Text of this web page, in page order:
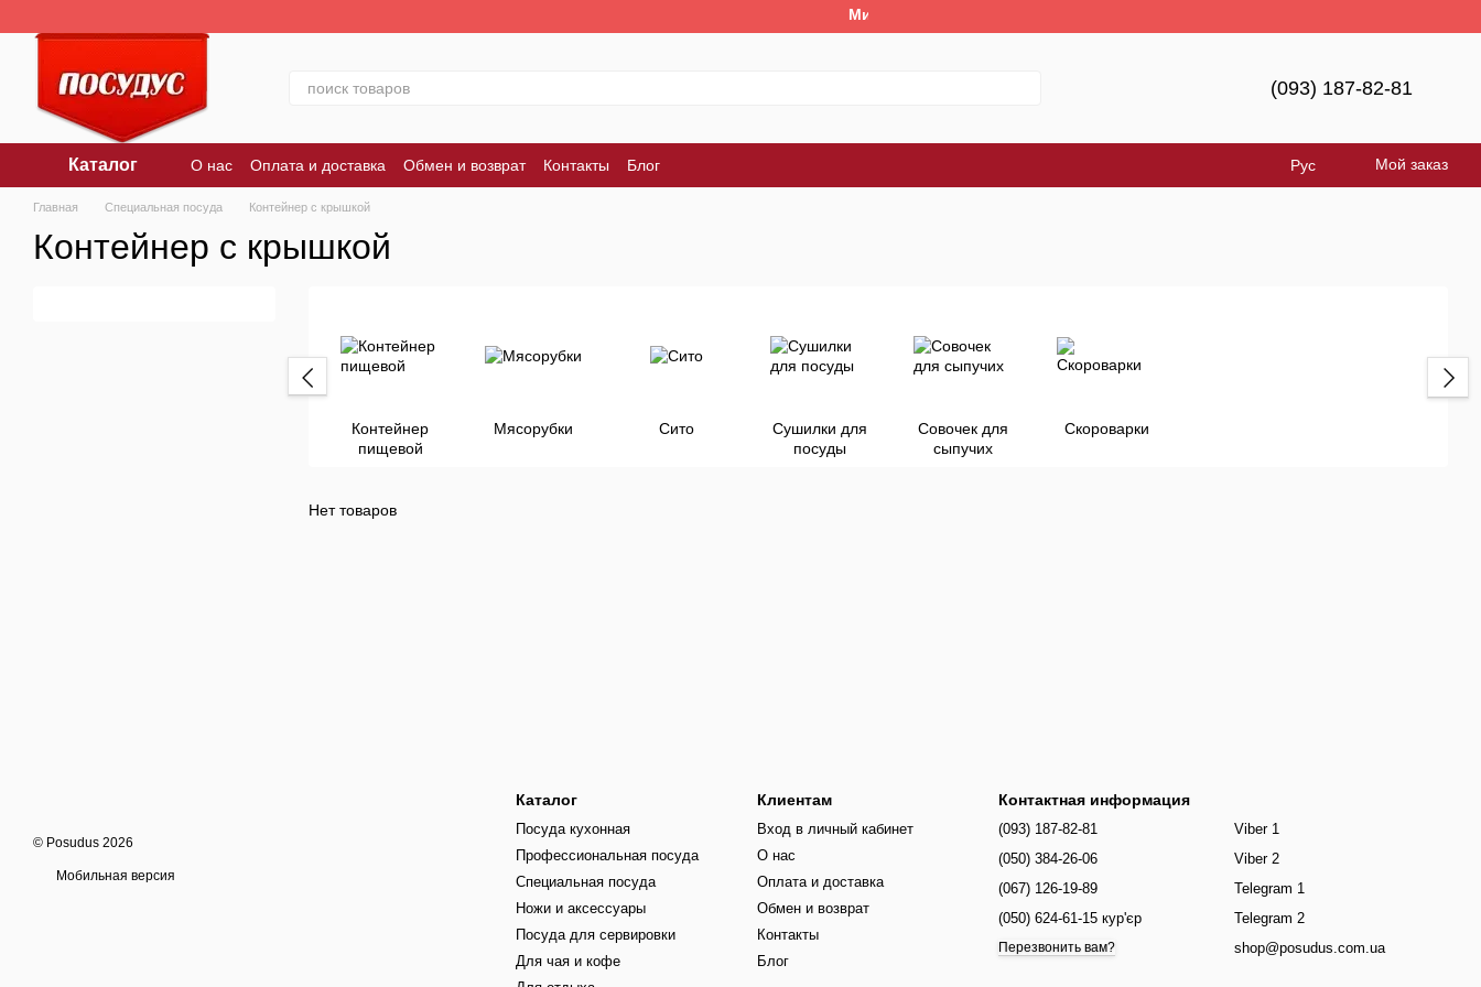
Ми працюємо. Все буде Україна!
(093) 187-82-81
Каталог О нас Оплата и доставка Обмен и возврат Контакты Блог Рус Мой заказ
Главная Специальная посуда Контейнер с крышкой
Контейнер с крышкой
Контейнер
пищевой
Мясорубки Сито
Сушилки для
посуды
Совочек для
сыпучих
Скороварки
Нет товаров
© Posudus 2026
Мобильная версия
Каталог
Посуда кухонная
Профессиональная посуда
Специальная посуда
Ножи и аксессуары
Посуда для сервировки
Для чая и кофе
Клиентам
Вход в личный кабинет
О нас
Оплата и доставка
Обмен и возврат
Контакты
Блог
Контактная информация
(093) 187-82-81
(050) 384-26-06
(067) 126-19-89
(050) 624-61-15 кур'єр
Перезвонить вам?
Viber 1
Viber 2
Telegram 1
Telegram 2
shop@posudus.com.ua